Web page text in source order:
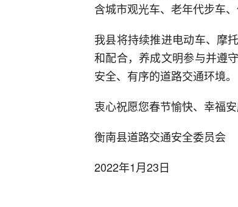
含城市观光车、老年代步车、
我县将持续推进电动车、摩
和配合，养成文明参与并遵
安全、有序的道路交通环境。
衷心祝愿您春节愉快、幸福安
衡南县道路交通安全委员会
2022年1月23日